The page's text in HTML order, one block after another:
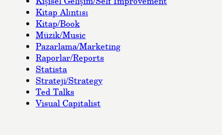
Kitap Alıntısı
Kitap/Book
Müzik/Music
Pazarlama/Marketing
Raporlar/Reports
Statista
Strateji/Strategy
Ted Talks
Visual Capitalist